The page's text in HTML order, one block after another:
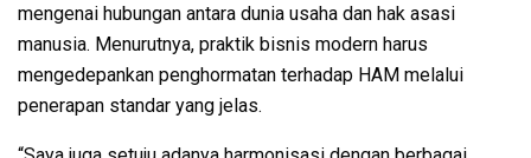
mengenai hubungan antara dunia usaha dan hak asasi
manusia. Menurutnya, praktik bisnis modern harus
mengedepankan penghormatan terhadap HAM melalui
penerapan standar yang jelas.